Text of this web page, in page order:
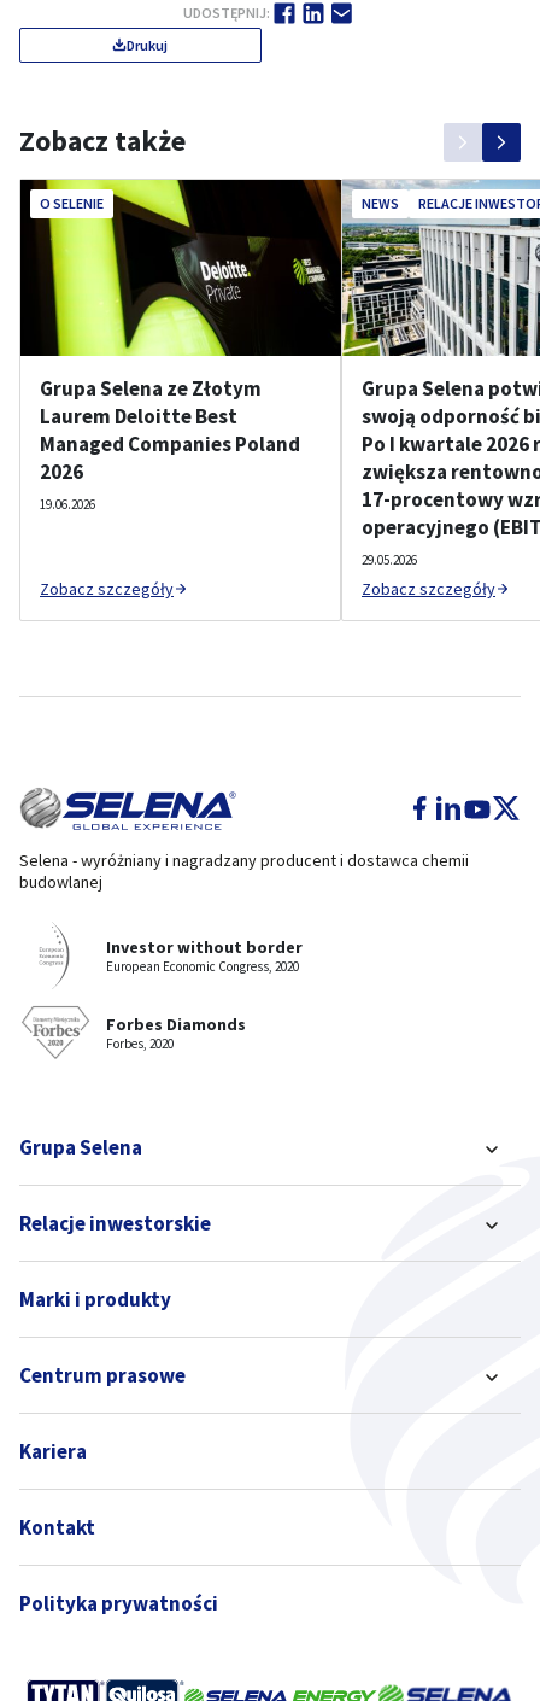
UDOSTĘPNIJ:
Drukuj
Zobacz także
O SELENIE
Grupa Selena ze Złotym
Laurem Deloitte Best
Managed Companies Poland
2026
19.06.2026
Zobacz szczegóły
NEWS RELACJE
Grupa Selena
swoją odporność
Po I kwartale
zwiększa
17-procentowy
operacyjnego
29.05.2026
Zobacz szczegóły
Selena - wyróżniany i nagradzany producent i dostawca chemii
budowlanej
Investor without border
European Economic Congress, 2020
Forbes Diamonds
Forbes, 2020
Grupa Selena
Relacje inwestorskie
Marki i produkty
Centrum prasowe
Kariera
Kontakt
Polityka prywatności